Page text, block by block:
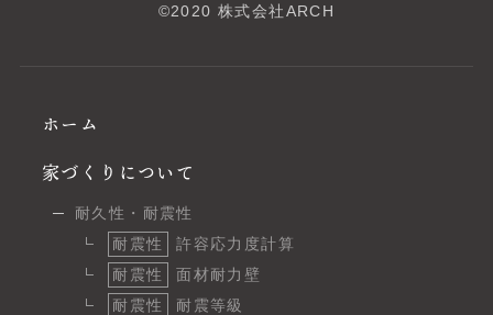
©2020 株式会社ARCH
ホーム
家づくりについて
耐久性・耐震性
耐震性
許容応力度計算
耐震性
面材耐力壁
耐震性
耐震等級